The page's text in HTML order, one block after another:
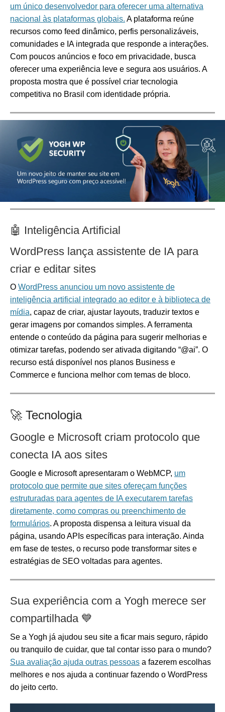
um único desenvolvedor para oferecer uma alternativa
nacional às plataformas globais. A plataforma reúne
recursos como feed dinâmico, perfis personalizáveis,
comunidades e IA integrada que responde a interações.
Com poucos anúncios e foco em privacidade, busca
oferecer uma experiência leve e segura aos usuários. A
proposta mostra que é possível criar tecnologia
competitiva no Brasil com identidade própria.
🤖 Inteligência Artificial
WordPress lança assistente de IA para
criar e editar sites
O WordPress anunciou um novo assistente de
inteligência artificial integrado ao editor e à biblioteca de
mídia, capaz de criar, ajustar layouts, traduzir textos e
gerar imagens por comandos simples. A ferramenta
entende o conteúdo da página para sugerir melhorias e
otimizar tarefas, podendo ser ativada digitando “@ai”. O
recurso está disponível nos planos Business e
Commerce e funciona melhor com temas de bloco.
🚀 Tecnologia
Google e Microsoft criam protocolo que
conecta IA aos sites
Google e Microsoft apresentaram o WebMCP, um
protocolo que permite que sites ofereçam funções
estruturadas para agentes de IA executarem tarefas
diretamente, como compras ou preenchimento de
formulários. A proposta dispensa a leitura visual da
página, usando APIs específicas para interação. Ainda
em fase de testes, o recurso pode transformar sites e
estratégias de SEO voltadas para agentes.
Sua experiência com a Yogh merece ser
compartilhada 💙
Se a Yogh já ajudou seu site a ficar mais seguro, rápido
ou tranquilo de cuidar, que tal contar isso para o mundo?
Sua avaliação ajuda outras pessoas a fazerem escolhas
melhores e nos ajuda a continuar fazendo o WordPress
do jeito certo.